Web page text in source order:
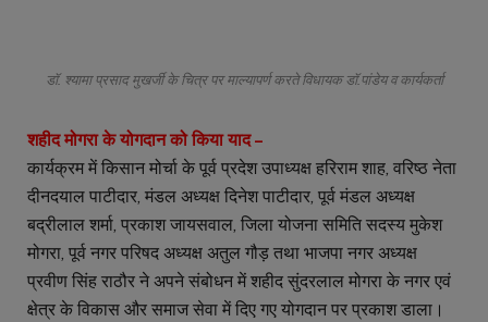
डॉ. श्यामा प्रसाद मुखर्जी के चित्र पर माल्यापर्ण करते विधायक डॉ.पांडेय व कार्यकर्ता
शहीद मोगरा के योगदान को किया याद –
कार्यक्रम में किसान मोर्चा के पूर्व प्रदेश उपाध्यक्ष हरिराम शाह, वरिष्ठ नेता
दीनदयाल पाटीदार, मंडल अध्यक्ष दिनेश पाटीदार, पूर्व मंडल अध्यक्ष
बद्रीलाल शर्मा, प्रकाश जायसवाल, जिला योजना समिति सदस्य मुकेश
मोगरा, पूर्व नगर परिषद अध्यक्ष अतुल गौड़ तथा भाजपा नगर अध्यक्ष
प्रवीण सिंह राठौर ने अपने संबोधन में शहीद सुंदरलाल मोगरा के नगर एवं
क्षेत्र के विकास और समाज सेवा में दिए गए योगदान पर प्रकाश डाला।